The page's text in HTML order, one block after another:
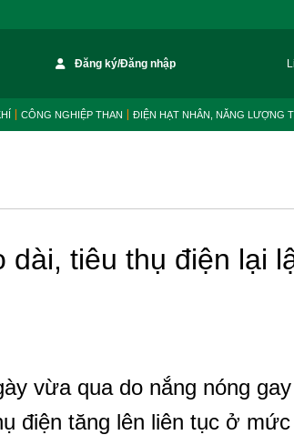
Đăng ký/Đăng nhập
CÔNG NGHIỆP THAN ĐIỆN HẠT NHÂN, NĂNG LƯỢNG
dài, tiêu thụ điện lại
vừa qua do nắng nóng
điện tăng lên liên tục ở